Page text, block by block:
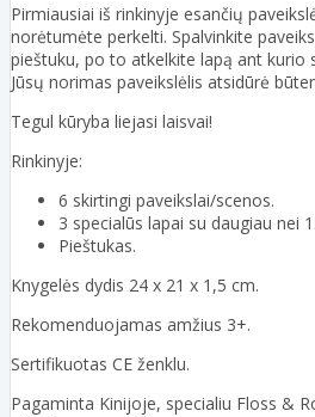
Pirmiausiai iš rinkinyje esančių
norėtumėte perkelti. Spalvinkite
pieštuku, po to atkelkite lapą ant kurio
Jūsų norimas paveikslėlis atsidūrė
Tegul kūryba liejasi laisvai!
Rinkinyje:
6 skirtingi paveikslai/scenos.
3 specialūs lapai su daugiau nei
Pieštukas.
Knygelės dydis 24 x 21 x 1,5 cm.
Rekomenduojamas amžius 3+.
Sertifikuotas CE ženklu.
Pagaminta Kinijoje, specialiu Floss &